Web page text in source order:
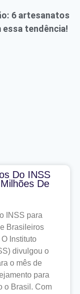
6 artesanatos
essa tendência!
Do INSS
De
INSS para
Brasileiros
Instituto
divulgou o
o mês de
para
o Brasil. Com